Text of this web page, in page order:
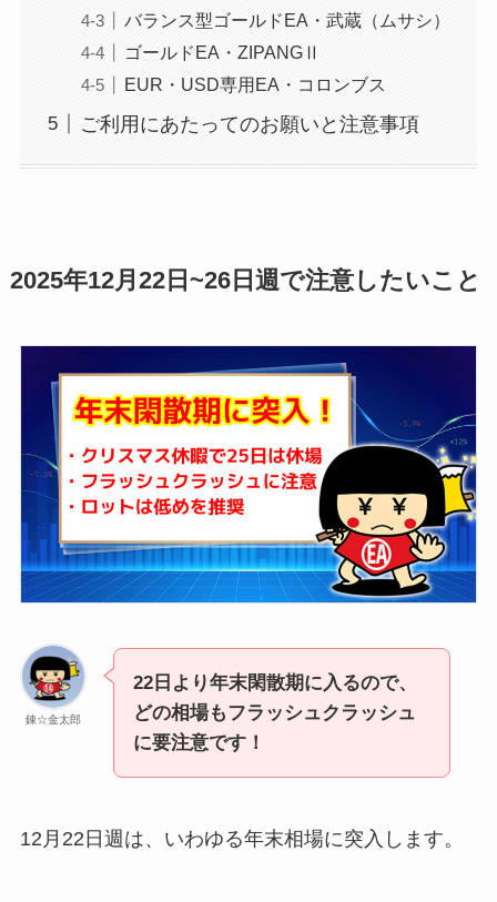
バランス型ゴールドEA・武蔵（ムサシ）
ゴールドEA・ZIPANGⅡ
EUR・USD専用EA・コロンブス
ご利用にあたってのお願いと注意事項
2025年12月22日~26日週で注意したいこと
錬☆金太郎
22日より年末閑散期に入るので、
どの相場もフラッシュクラッシュ
に要注意です！
12月22日週は、いわゆる年末相場に突入します。